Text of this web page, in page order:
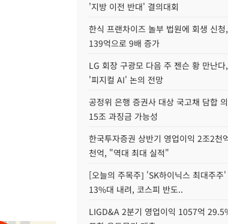
'지방 이전 반대' 결의대회
한식 프랜차이즈 놀부 법원에 회생 신
139억으로 9배 증가
LG 회장 구광모 다음 주 젠슨 황 만난다
'피지컬 AI' 논의 전망
공정위 은행 증권사 대상 국고채 담합
15조 과징금 가능성
한국투자증권 상반기 영업이익 2조2천
천억, "역대 최대 실적"
[오늘의 주목주] 'SK하이닉스 최대주주
13%대 내려, 코스피 반도..
LIGD&A 2분기 영업이익 1057억